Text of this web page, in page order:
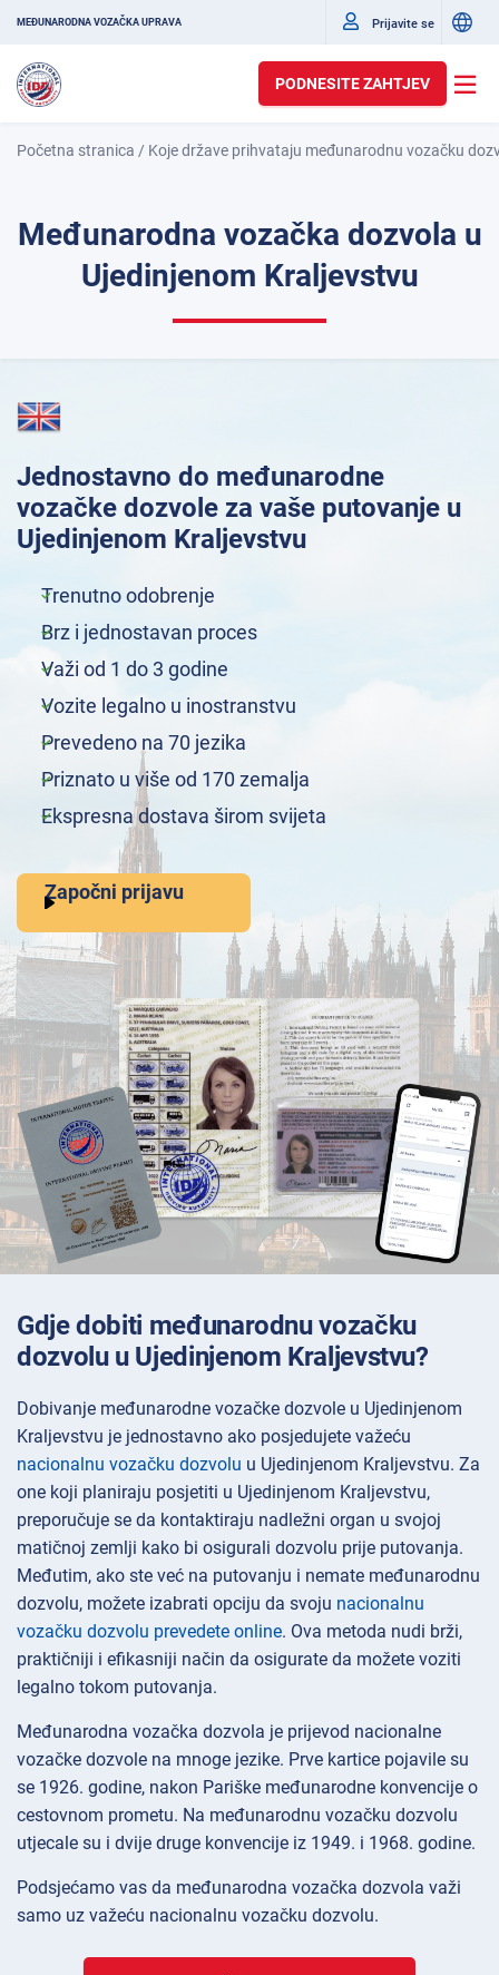
MEĐUNARODNA VOZAČKA UPRAVA Prijavite se
PODNESITE ZAHTJEV
Početna stranica / Koje države prihvataju međunarodnu vozačku
Međunarodna vozačka dozvola u
Ujedinjenom Kraljevstvu
Jednostavno do međunarodne
vozačke dozvole za vaše putovanje u
Ujedinjenom Kraljevstvu
Trenutno odobrenje
Brz i jednostavan proces
Važi od 1 do 3 godine
Vozite legalno u inostranstvu
Prevedeno na 70 jezika
Priznato u više od 170 zemalja
Ekspresna dostava širom svijeta
Započni prijavu
Gdje dobiti međunarodnu vozačku
dozvolu u Ujedinjenom Kraljevstvu?
Dobivanje međunarodne vozačke dozvole u Ujedinjenom
Kraljevstvu je jednostavno ako posjedujete važeću
nacionalnu vozačku dozvolu u Ujedinjenom Kraljevstvu. Za
one koji planiraju posjetiti u Ujedinjenom Kraljevstvu,
preporučuje se da kontaktiraju nadležni organ u svojoj
matičnoj zemlji kako bi osigurali dozvolu prije putovanja.
Međutim, ako ste već na putovanju i nemate međunarodnu
dozvolu, možete izabrati opciju da svoju nacionalnu
vozačku dozvolu prevedete online. Ova metoda nudi brži,
praktičniji i efikasniji način da osigurate da možete voziti
legalno tokom putovanja.
Međunarodna vozačka dozvola je prijevod nacionalne
vozačke dozvole na mnoge jezike. Prve kartice pojavile su
se 1926. godine, nakon Pariške međunarodne konvencije o
cestovnom prometu. Na međunarodnu vozačku dozvolu
utjecale su i dvije druge konvencije iz 1949. i 1968. godine.
Podsjećamo vas da međunarodna vozačka dozvola važi
samo uz važeću nacionalnu vozačku dozvolu.